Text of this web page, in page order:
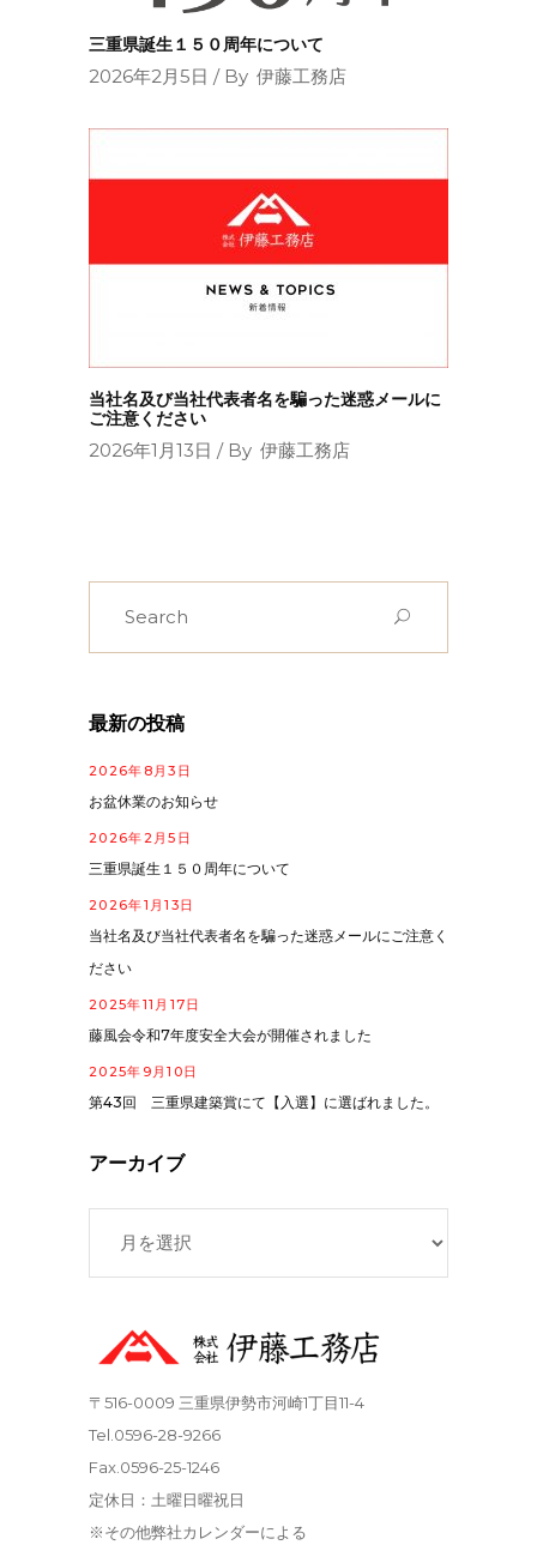
三重県誕生１５０周年について
2026年2月5日 By 伊藤工務店
当社名及び当社代表者名を騙った迷惑メールに
ご注意ください
2026年1月13日 By 伊藤工務店
最新の投稿
2026年8月3日
お盆休業のお知らせ
2026年2月5日
三重県誕生１５０周年について
2026年1月13日
当社名及び当社代表者名を騙った迷惑メールにご注意く
ださい
2025年11月17日
藤風会令和7年度安全大会が開催されました
2025年9月10日
第43回 三重県建築賞にて【入選】に選ばれました。
アーカイブ
ア
カ
〒516-0009 三重県伊勢市河崎1丁目11-4
Tel.0596-28-9266
Fax.0596-25-1246
定休日：土曜日曜祝日
※その他弊社カレンダーによる